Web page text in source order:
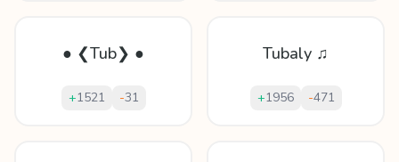
● ❮Tub❯ ●
+1521 -31
Tubaly ♫
+1956 -471